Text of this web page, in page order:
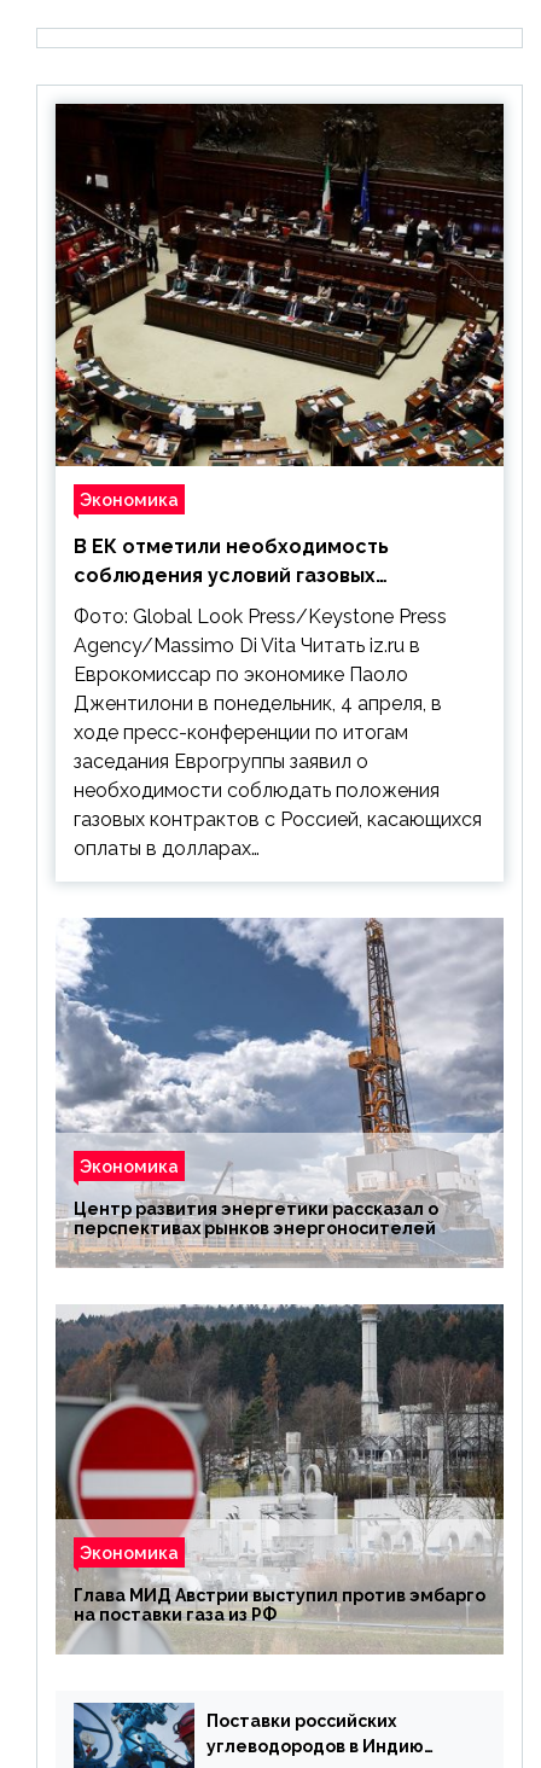
Экономика
В ЕК отметили необходимость
соблюдения условий газовых
контрактов с РФ
Фото: Global Look Press/Keystone Press
Agency/Massimo Di Vita Читать iz.ru в
Еврокомиссар по экономике Паоло
Джентилони в понедельник, 4 апреля, в
ходе пресс-конференции по итогам
заседания Еврогруппы заявил о
необходимости соблюдать положения
газовых контрактов с Россией, касающихся
оплаты в долларах…
Экономика
Центр развития энергетики рассказал о
перспективах рынков энергоносителей
Экономика
Глава МИД Австрии выступил против эмбарго
на поставки газа из РФ
Поставки российских
углеводородов в Индию